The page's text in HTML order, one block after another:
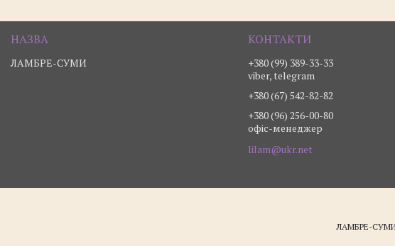
ЛАМБРЕ-СУМИ
+380 (99) 389-33-33
viber, telegram
+380 (67) 542-82-82
+380 (96) 256-00-80
офіс-менеджер
lilam@ukr.net